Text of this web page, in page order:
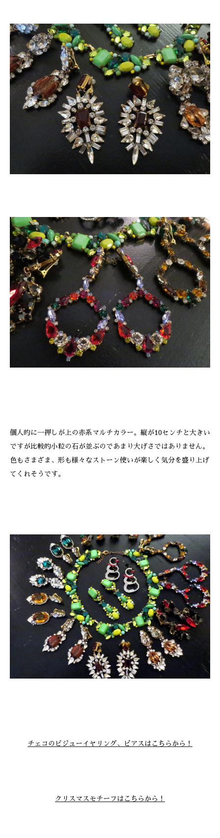
個人的に一押しが上の赤系マルチカラー。縦が10センチと大きい
ですが比較的小粒の石が並ぶのであまり大げさではありません。
色もさまざま、形も様々なストーン使いが楽しく気分を盛り上げ
てくれそうです。
チェコのビジューイヤリング、ピアスはこちらから！
クリスマスモチーフはこちらから！